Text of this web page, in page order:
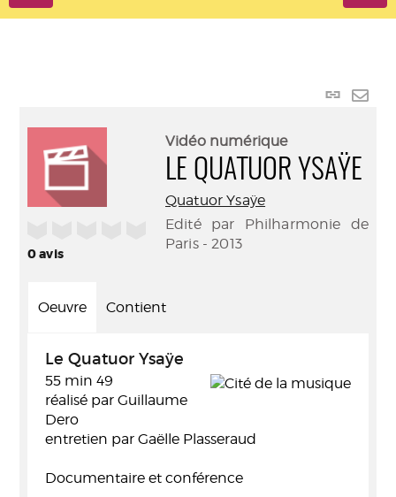
Lien
mail
0avis
Vidéo numérique
LE QUATUOR YSAŸE
Quatuor Ysaÿe
Edité par Philharmonie de
Paris - 2013
Oeuvre Contient
Le Quatuor Ysaÿe
55 min 49
réalisé par Guillaume
Dero
entretien par Gaëlle Plasseraud
Documentaire et conférence